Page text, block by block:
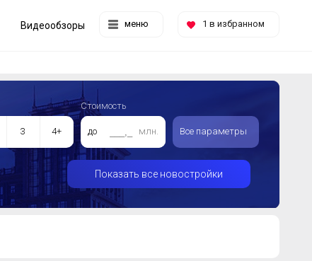
меню 1 в избранном
Видеообзоры
3 4+
Стоимость
до млн. Все параметры
Показать все новостройки